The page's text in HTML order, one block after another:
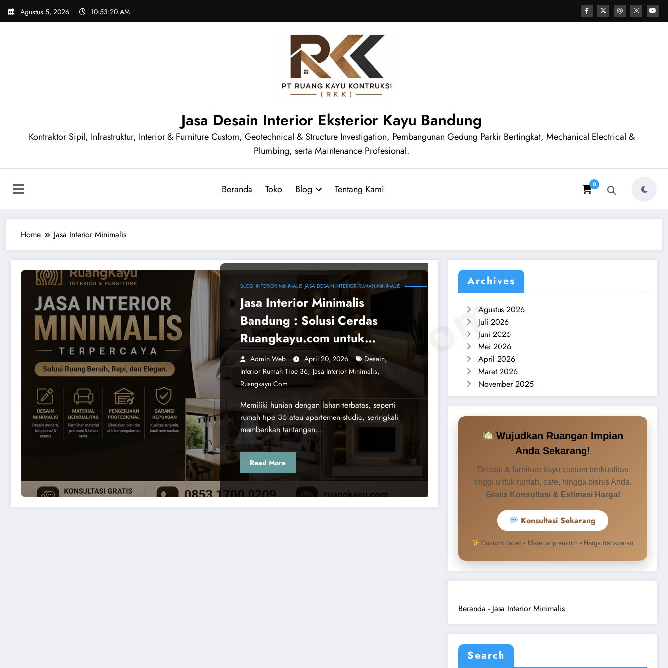
Skip
Agustus 5, 2026 10:53:20 AM
Jasa Desain Interior Eksterior Kayu Bandung
Kontraktor Sipil, Infrastruktur, Interior & Furniture Custom, Geotechnical & Structure Investigation, Pembangunan Gedung Parkir Bertingkat, Mechanical Electrical &
Plumbing, serta Maintenance Profesional.
Beranda Toko Blog Tentang Kami 0
Home Jasa Interior Minimalis
BLOG INTERIOR MINIMALIS JASA DESAIN INTERIOR RUMAH MINIMALIS
Jasa Interior Minimalis
Bandung : Solusi Cerdas
Ruangkayu.com untuk
Hunian Elegan & Luas
Admin Web April 20, 2026 Desain,
Interior Rumah Tipe 36, Jasa Interior Minimalis,
Ruangkayu.com
Memiliki hunian dengan lahan terbatas, seperti
rumah tipe 36 atau apartemen studio, seringkali
memberikan tantangan…
Read More
Archives
Agustus 2026
Juli 2026
Juni 2026
Mei 2026
April 2026
Maret 2026
November 2025
Wujudkan Ruangan Impian
Anda Sekarang!
Desain & furniture kayu custom berkualitas
tinggi untuk rumah, cafe, hingga bisnis Anda.
Gratis Konsultasi & Estimasi Harga!
Konsultasi Sekarang
Custom cepat • Material premium • Harga transparan
Beranda - Jasa Interior Minimalis
Search
ruangkayu.com
R →